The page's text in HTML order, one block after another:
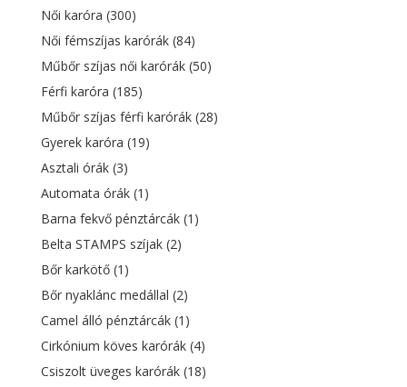
Női karóra (300)
Női fémszíjas karórák (84)
Műbőr szíjas női karórák (50)
Férfi karóra (185)
Műbőr szíjas férfi karórák (28)
Gyerek karóra (19)
Asztali órák (3)
Automata órák (1)
Barna fekvő pénztárcák (1)
Belta STAMPS szíjak (2)
Bőr karkötő (1)
Bőr nyaklánc medállal (2)
Camel álló pénztárcák (1)
Cirkónium köves karórák (4)
Csiszolt üveges karórák (18)